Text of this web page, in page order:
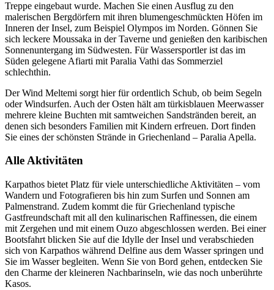
Treppe eingebaut wurde. Machen Sie einen Ausflug zu den
malerischen Bergdörfern mit ihren blumengeschmückten Höfen im
Inneren der Insel, zum Beispiel Olympos im Norden. Gönnen Sie
sich leckere Moussaka in der Taverne und genießen den karibischen
Sonnenuntergang im Südwesten. Für Wassersportler ist das im
Süden gelegene Afiarti mit Paralia Vathi das Sommerziel
schlechthin.
Der Wind Meltemi sorgt hier für ordentlich Schub, ob beim Segeln
oder Windsurfen. Auch der Osten hält am türkisblauen Meerwasser
mehrere kleine Buchten mit samtweichen Sandstränden bereit, an
denen sich besonders Familien mit Kindern erfreuen. Dort finden
Sie eines der schönsten Strände in Griechenland – Paralia Apella.
Alle Aktivitäten
Karpathos bietet Platz für viele unterschiedliche Aktivitäten – vom
Wandern und Fotografieren bis hin zum Surfen und Sonnen am
Palmenstrand. Zudem kommt die für Griechenland typische
Gastfreundschaft mit all den kulinarischen Raffinessen, die einem
mit Zergehen und mit einem Ouzo abgeschlossen werden. Bei einer
Bootsfahrt blicken Sie auf die Idylle der Insel und verabschieden
sich von Karpathos während Delfine aus dem Wasser springen und
Sie im Wasser begleiten. Wenn Sie von Bord gehen, entdecken Sie
den Charme der kleineren Nachbarinseln, wie das noch unberührte
Kasos.